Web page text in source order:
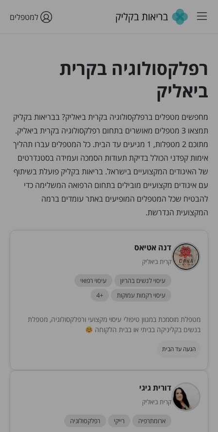
למטפלים
רפלקסולוגיה בקרית
ביאליק
מחפשים מטפלים ברפלקסולוגיה בקרית ביאליק? בבריאות בקליק
תמצאו 3 מטפלים מאושרים בתחום רפלקסולוגיה בקרית ביאליק.
מתוכם 2 מטפלות, 1 מגיעים עד הבית. כל המטפלים עברו תהליך
אימות קפדני הכולל בדיקת תעודות הסמכה ועמידה בסטנדרטים
של האיגודים המקצועיים בישראל. בריאות בקליק פועלת בשיתוף
עם איגודים מקצועיים מובילים בתחום הרפואה המשלימה כדי
להבטיח שכל המטפלים המופיעים באתר עומדים ברמה
המקצועית הנדרשת.
דנה אטיאס
קרית ביאליק
עיסוי לנשים בהריון
עיסוי רפואי
עיסוי רקמות עמוקות
+4
מטפלת מוסמכת במגוון טיפולי עיסוי מקצועי ורפלקסולוגיה, מטפלת
בנשים בקליניקה בביתי או בבית הלקוחה
הגעה עד הבית
דורית גיגי
קרית ביאליק
ארומתרפיה רייקי רפלקסולוגיה